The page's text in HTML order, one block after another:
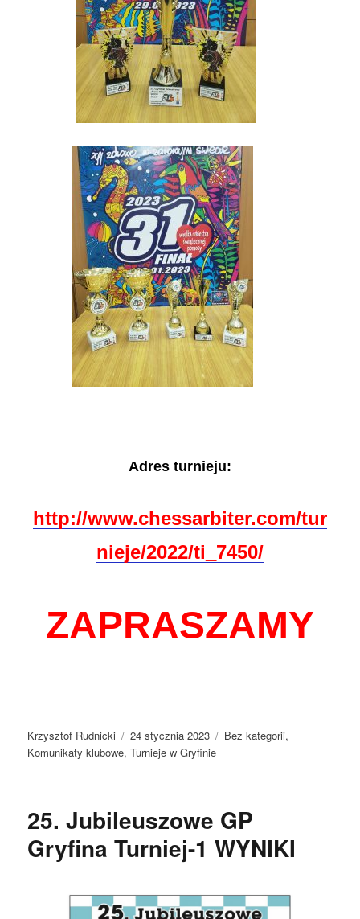
Adres turnieju:
http://www.chessarbiter.com/tur
nieje/2022/ti_7450/
ZAPRASZAMY
Autor
Krzysztof Rudnicki
Data
publikacji
24 stycznia 2023 Kategorie
Bez kategorii,
Komunikaty klubowe,Turnieje w Gryfinie
25. Jubileuszowe GP
Gryfina Turniej-1 WYNIKI